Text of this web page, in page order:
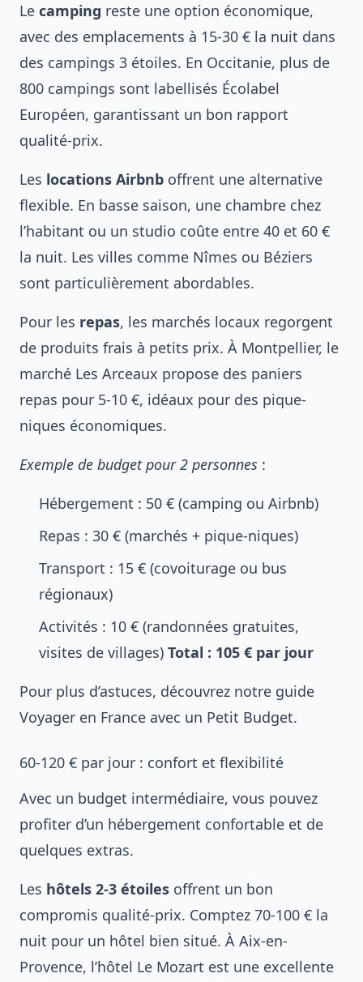
Le camping reste une option économique,
avec des emplacements à 15-30 € la nuit dans
des campings 3 étoiles. En Occitanie, plus de
800 campings sont labellisés Écolabel
Européen, garantissant un bon rapport
qualité-prix.
Les locations Airbnb offrent une alternative
flexible. En basse saison, une chambre chez
l’habitant ou un studio coûte entre 40 et 60 €
la nuit. Les villes comme Nîmes ou Béziers
sont particulièrement abordables.
Pour les repas, les marchés locaux regorgent
de produits frais à petits prix. À Montpellier, le
marché Les Arceaux propose des paniers
repas pour 5-10 €, idéaux pour des pique-
niques économiques.
Exemple de budget pour 2 personnes :
Hébergement : 50 € (camping ou Airbnb)
Repas : 30 € (marchés + pique-niques)
Transport : 15 € (covoiturage ou bus
régionaux)
Activités : 10 € (randonnées gratuites,
visites de villages) Total : 105 € par jour
Pour plus d’astuces, découvrez notre guide
Voyager en France avec un Petit Budget.
60-120 € par jour : confort et flexibilité
Avec un budget intermédiaire, vous pouvez
profiter d’un hébergement confortable et de
quelques extras.
Les hôtels 2-3 étoiles offrent un bon
compromis qualité-prix. Comptez 70-100 € la
nuit pour un hôtel bien situé. À Aix-en-
Provence, l’hôtel Le Mozart est une excellente